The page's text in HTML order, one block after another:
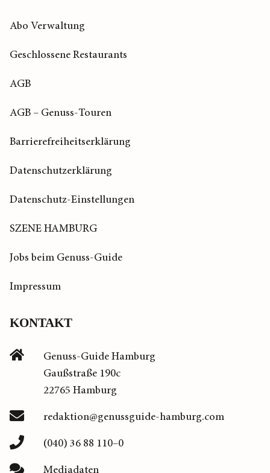
Abo Verwaltung
Geschlossene Restaurants
AGB
AGB – Genuss-Touren
Barrierefreiheitserklärung
Datenschutzerklärung
Datenschutz-Einstellungen
SZENE HAMBURG
Jobs beim Genuss-Guide
Impressum
KONTAKT
Genuss-Guide Hamburg
Gaußstraße 190c
22765 Hamburg
redaktion@genussguide-hamburg.com
(040) 36 88 110–0